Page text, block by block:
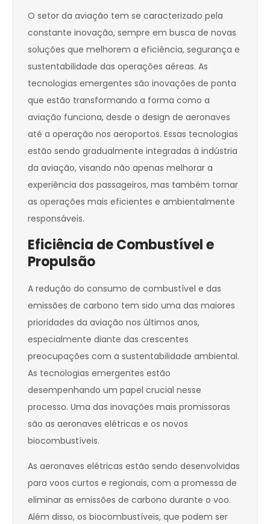
O setor da aviação tem se caracterizado pela
constante inovação, sempre em busca de novas
soluções que melhorem a eficiência, segurança e
sustentabilidade das operações aéreas. As
tecnologias emergentes são inovações de ponta
que estão transformando a forma como a
aviação funciona, desde o design de aeronaves
até a operação nos aeroportos. Essas tecnologias
estão sendo gradualmente integradas à indústria
da aviação, visando não apenas melhorar a
experiência dos passageiros, mas também tornar
as operações mais eficientes e ambientalmente
responsáveis.
Eficiência de Combustível e
Propulsão
A redução do consumo de combustível e das
emissões de carbono tem sido uma das maiores
prioridades da aviação nos últimos anos,
especialmente diante das crescentes
preocupações com a sustentabilidade ambiental.
As tecnologias emergentes estão
desempenhando um papel crucial nesse
processo. Uma das inovações mais promissoras
são as aeronaves elétricas e os novos
biocombustíveis.
As aeronaves elétricas estão sendo desenvolvidas
para voos curtos e regionais, com a promessa de
eliminar as emissões de carbono durante o voo.
Além disso, os biocombustíveis, que podem ser